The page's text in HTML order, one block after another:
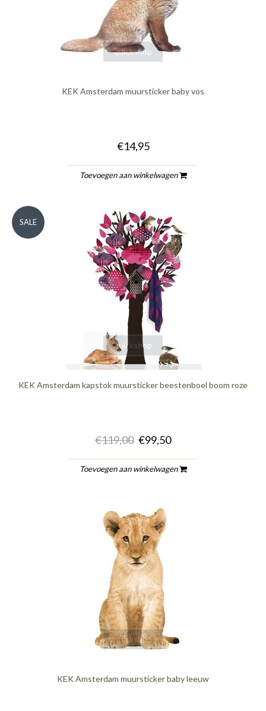
quickshop
KEK Amsterdam muursticker baby vos
€14,95
Toevoegen aan winkelwagen
quickshop
SALE
KEK Amsterdam kapstok muursticker beestenboel boom roze
€119,00 €99,50
Toevoegen aan winkelwagen
quickshop
KEK Amsterdam muursticker baby leeuw